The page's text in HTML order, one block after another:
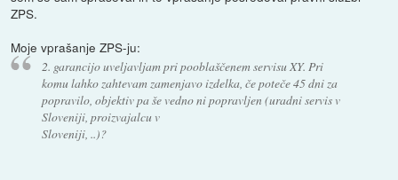
ZPS.
Moje vprašanje ZPS-ju:
2. garancijo uveljavljam pri pooblaščenem servisu XY. Pri
komu lahko zahtevam zamenjavo izdelka, če poteče 45 dni za
popravilo, objektiv pa še vedno ni popravljen (uradni servis v
Sloveniji, proizvajalcu v
Sloveniji, ..)?